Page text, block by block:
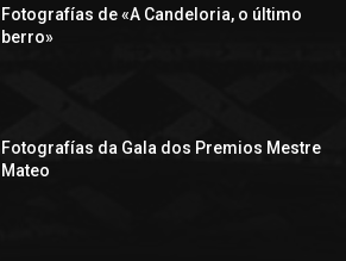
Fotografías de «A Candeloria, o último
berro»
Fotografías da Gala dos Premios Mestre
Mateo